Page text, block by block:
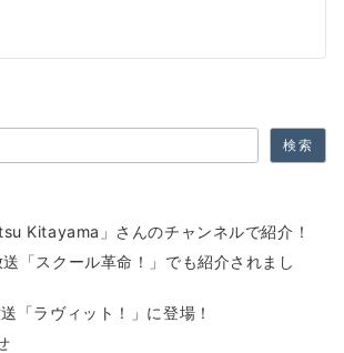
検索
Kitayama」さんのチャンネルで紹介！
「スクール革命！」でも紹介されまし
「ラヴィット！」に登場！